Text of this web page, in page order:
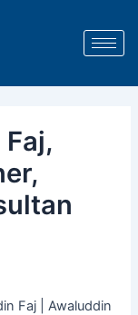
Faj | Awaluddin